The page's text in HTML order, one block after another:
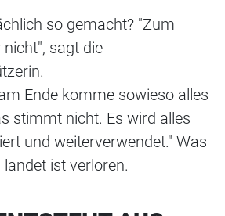
so gemacht? "Zum
nicht", sagt die
Ende komme sowieso alles
stimmt nicht. Es wird alles
und weiterverwendet." Was
ist verloren.